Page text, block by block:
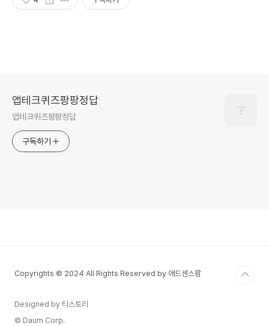
앱테크퀴즈팡팡정답
앱테크퀴즈팡팡정답
구독하기
Copyrights © 2024 All Rights Reserved by 애드센스팜
Designed by 티스토리
© Daum Corp.